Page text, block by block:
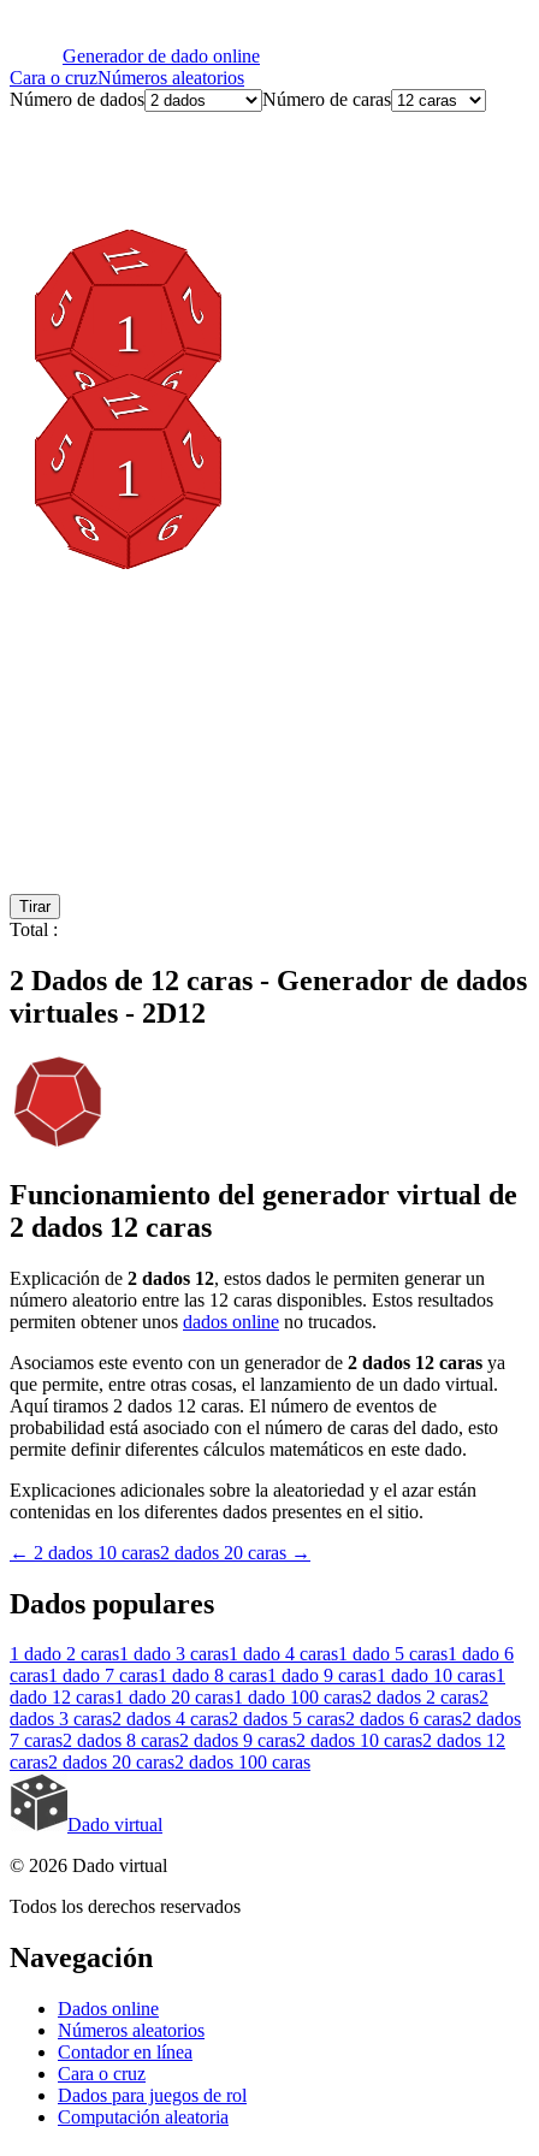
Generador de dado online
Cara o cruzNúmeros aleatorios
Número de dados
Número de caras
Tirar
Total :
2 Dados de 12 caras - Generador de dados
virtuales - 2D12
Funcionamiento del generador virtual de
2 dados 12 caras
Explicación de 2 dados 12, estos dados le permiten generar un
número aleatorio entre las 12 caras disponibles. Estos resultados
permiten obtener unos dados online no trucados.
Asociamos este evento con un generador de 2 dados 12 caras ya
que permite, entre otras cosas, el lanzamiento de un dado virtual.
Aquí tiramos 2 dados 12 caras. El número de eventos de
probabilidad está asociado con el número de caras del dado, esto
permite definir diferentes cálculos matemáticos en este dado.
Explicaciones adicionales sobre la aleatoriedad y el azar están
contenidas en los diferentes dados presentes en el sitio.
← 2 dados 10 caras2 dados 20 caras →
Dados populares
1 dado 2 caras1 dado 3 caras1 dado 4 caras1 dado 5 caras1 dado 6
caras1 dado 7 caras1 dado 8 caras1 dado 9 caras1 dado 10 caras1
dado 12 caras1 dado 20 caras1 dado 100 caras2 dados 2 caras2
dados 3 caras2 dados 4 caras2 dados 5 caras2 dados 6 caras2 dados
7 caras2 dados 8 caras2 dados 9 caras2 dados 10 caras2 dados 12
caras2 dados 20 caras2 dados 100 caras
Dado virtual
© 2026 Dado virtual
Todos los derechos reservados
Navegación
Dados online
Números aleatorios
Contador en línea
Cara o cruz
Dados para juegos de rol
Computación aleatoria